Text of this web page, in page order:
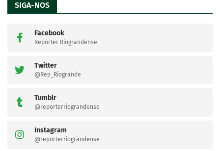
SIGA-NOS
Facebook
Repórter Riograndense
Twitter
@Rep_Riogrande
Tumblr
@reporterriograndense
Instagram
@reporterriograndense